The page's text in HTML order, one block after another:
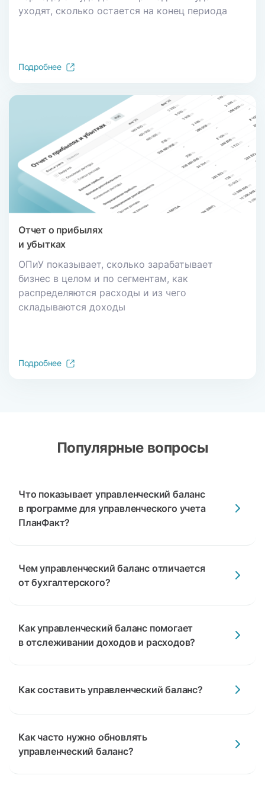
уходят, сколько остается на конец периода
Подробнее
Отчет о прибылях
и убытках
ОПиУ показывает, сколько зарабатывает
бизнес в целом и по сегментам, как
распределяются расходы и из чего
складываются доходы
Подробнее
Популярные вопросы
Что показывает управленческий баланс
в программе для управленческого учета
ПланФакт?
Чем управленческий баланс отличается
от бухгалтерского?
Как управленческий баланс помогает
в отслеживании доходов и расходов?
Как составить управленческий баланс?
Как часто нужно обновлять
управленческий баланс?